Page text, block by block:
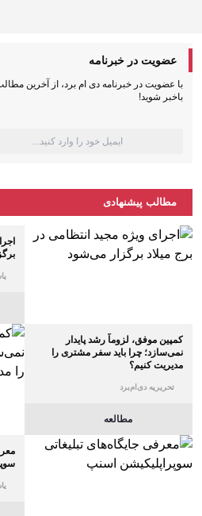
عضویت در خبرنامه
با عضویت در خبرنامه دی ام برد، از آخرین
باخبر شوید!
مطالب پیشنهادی
کمپین موفق، لزوماً رشد پایدار
نمی‌سازد؛ چرا باید سفر مشتری را
مدیریت کنیم؟
تحریریه دی‌ام‌برد
مطالعه